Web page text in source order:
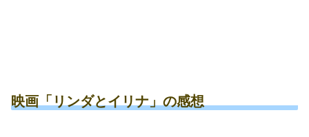
映画「リンダとイリナ」の感想